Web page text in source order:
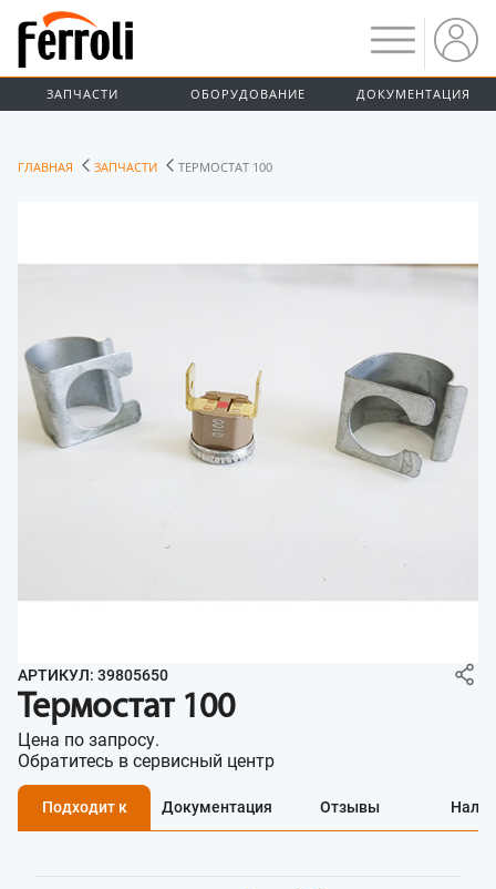
ЗАПЧАСТИ ОБОРУДОВАНИЕ ДОКУМЕНТАЦИЯ
ГЛАВНАЯ ЗАПЧАСТИ ТЕРМОСТАТ 100
АРТИКУЛ: 39805650
Термостат 100
Цена по запросу.
Обратитесь в сервисный центр
Подходит к Документация Отзывы